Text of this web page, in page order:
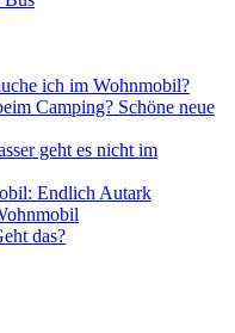
ich im Wohnmobil?
Camping? Schöne neue
geht es nicht im
Endlich Autark
das?